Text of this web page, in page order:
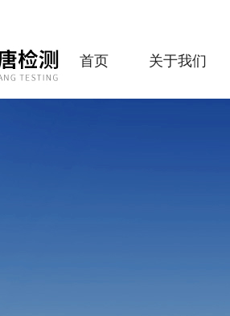
首页 关于我们